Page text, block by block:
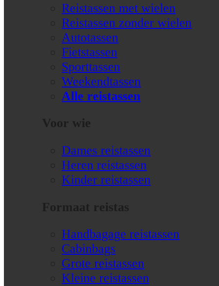
Reistassen met wielen
Reistassen zonder wielen
Autotassen
Fietstassen
Sporttassen
Weekendtassen
Alle reistassen
Voor wie
Dames reistassen
Heren reistassen
Kinder reistassen
Formaat reistas
Handbagage reistassen
Cabinbags
Grote reistassen
Kleine reistassen